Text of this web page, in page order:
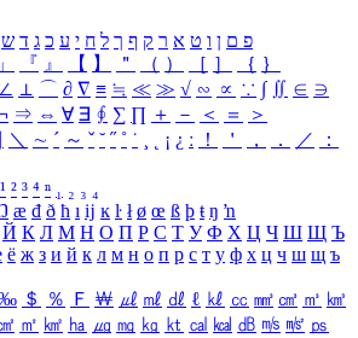
פ ם ן ו ט א ר ק ף ך ל ח י ע כ ג ד ש
」 『 』 【 】 ＂ （ ） ［ ］ ｛ ｝
∠ ⊥ ⌒ ∂ ∇ ≡ ≒ ≪ ≫ √ ∽ ∝ ∵ ∫ ∬ ∈ ∋
⇒ ⇔ ∀ ∃ ∮ ∑ ∏ ＋ － ＜ ＝
＞
＼ ∼ ´ ～ ˇ ˘ ˝ ˚ ˙ ¸ ¡ ¿ ː ！ ＇ ， ． ／
：
¹ ² ³ ⁴ ⁿ ₁ ₂ ₃ ₄
æ đ ð ħ ı ĳ ĸ ŀ ł ø œ ß þ ŧ ŋ ŉ
Й К Л М Н О П Р С Т У Ф Х Ц Ч Ш Щ Ъ
ё ж з и й к л м н о п р с т у ф х ц ч ш щ ъ
＄ ％ Ｆ ￦ ㎕ ㎖ ㎗ ℓ ㎘ ㏄ ㎣ ㎤ ㎥ ㎦
㎡ ㎢ ㏊ ㎍ ㎎ ㎏ ㏏ ㎈ ㎉ ㏈ ㎧ ㎨ ㎰